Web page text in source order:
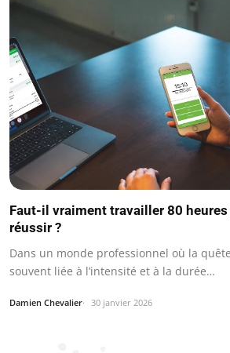
Faut-il vraiment travailler 80
réussir ?
Dans un monde professionnel où la
souvent liée à l’intensité et à la durée…
Damien Chevalier 30 janvier 2026